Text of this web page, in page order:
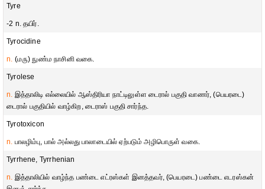
Tyre
-2 n. தயிர்.
Tyrocidine
n. (மரு) நுண்ம நாசினி வகை.
Tyrolese
n. இத்தாலிடி எல்லையில் ஆஸ்திரியா நாட்டிலுள்ள டைரால் பகுதி வாணர், (பெயரடை)
டைரால் பகுதியில் வாழ்கிற, டைராஸ் பகுதி சார்ந்த.
Tyrotoxicon
n. பாலழிம்பு, பால் அல்லது பாலாடையில் ஏற்படும் அழிபொருள் வகை.
Tyrrhene, Tyrrhenian
n. இத்தாலியில் வாழ்ந்த பண்டை எட்ரஸ்கள் இனத்தவர், (பெயரடை) பண்டை எடரஸ்கன்